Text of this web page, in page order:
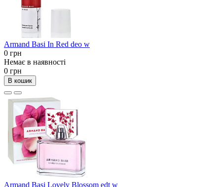
Armand Basi In Red deo w
0 грн
Немає в наявності
0 грн
В кошик
Armand Basi Lovely Blossom edt w